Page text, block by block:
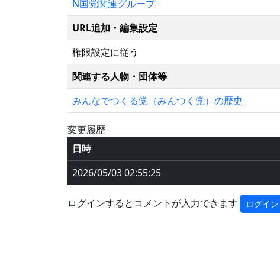
N国党関連グループ
URL追加・編集設定
権限設定に従う
関連する人物・団体等
みんなでつくる党（みんつく党）の歴史
変更履歴
日時
2026/05/03 02:55:25
ログインするとコメントが入力できます ログイン